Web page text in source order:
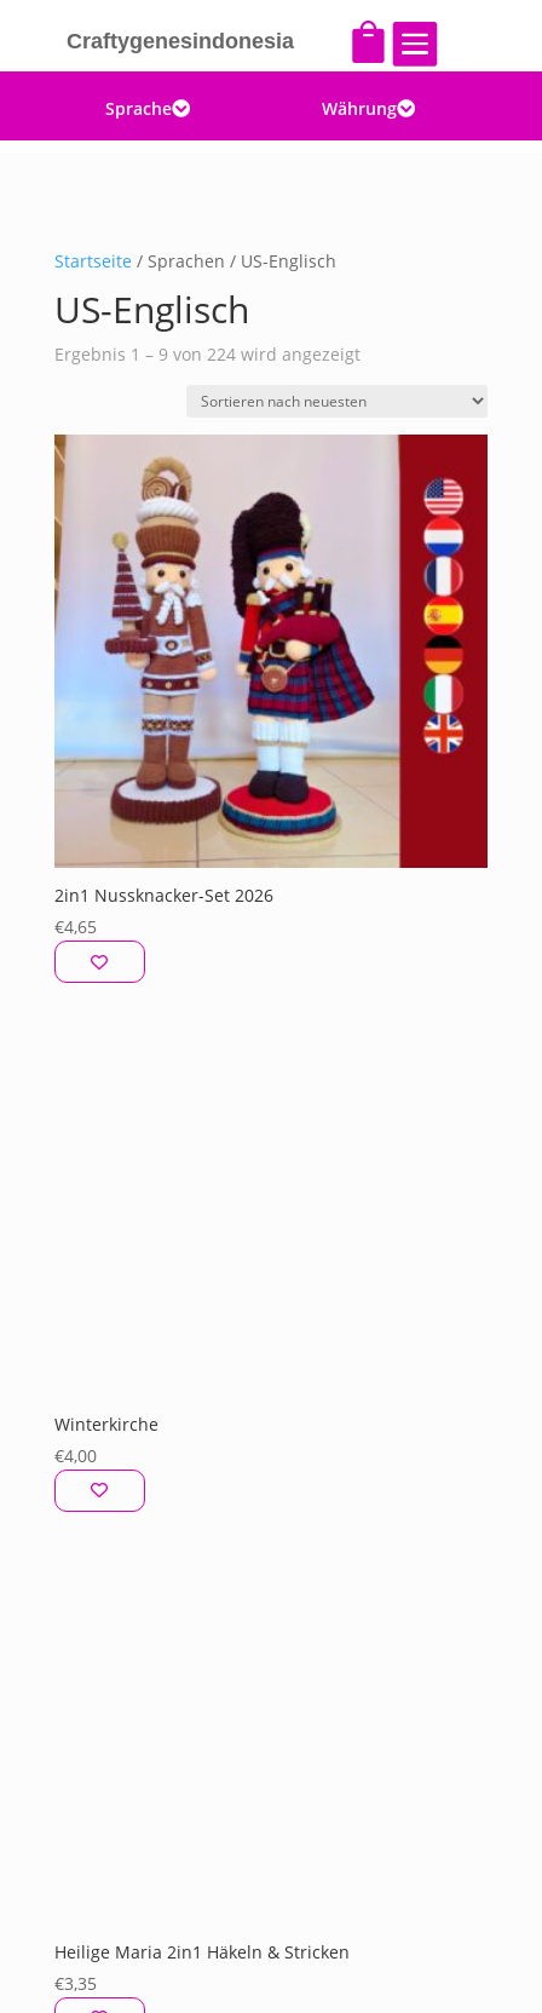
Craftygenesindonesia  
Sprache Währung
Startseite / Sprachen / US-Englisch
US-Englisch
Ergebnis 1 – 9 von 224 wird angezeigtNach
sortiert
2in1 Nussknacker-Set 2026
€4,65
Winterkirche
€4,00
Heilige Maria 2in1 Häkeln & Stricken
€3,35